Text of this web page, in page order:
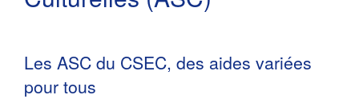
Les ASC du CSEC, des aides variées
pour tous